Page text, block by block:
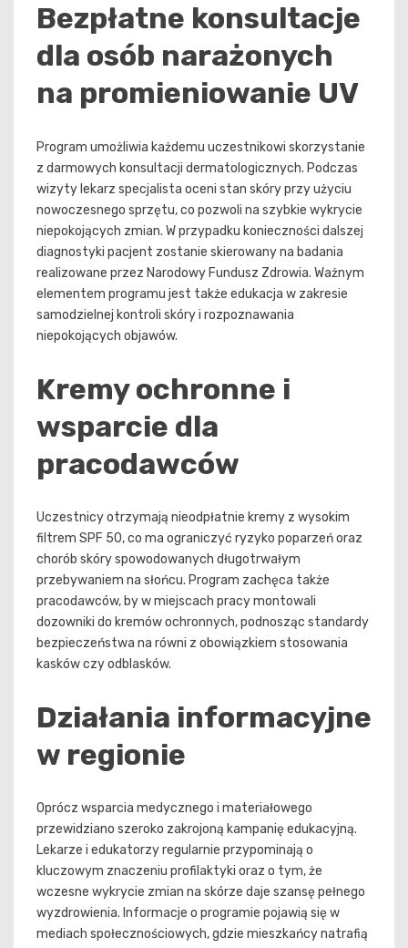
Bezpłatne konsultacje
dla osób narażonych
na promieniowanie UV
Program umożliwia każdemu uczestnikowi skorzystanie
z darmowych konsultacji dermatologicznych. Podczas
wizyty lekarz specjalista oceni stan skóry przy użyciu
nowoczesnego sprzętu, co pozwoli na szybkie wykrycie
niepokojących zmian. W przypadku konieczności dalszej
diagnostyki pacjent zostanie skierowany na badania
realizowane przez Narodowy Fundusz Zdrowia. Ważnym
elementem programu jest także edukacja w zakresie
samodzielnej kontroli skóry i rozpoznawania
niepokojących objawów.
Kremy ochronne i
wsparcie dla
pracodawców
Uczestnicy otrzymają nieodpłatnie kremy z wysokim
filtrem SPF 50, co ma ograniczyć ryzyko poparzeń oraz
chorób skóry spowodowanych długotrwałym
przebywaniem na słońcu. Program zachęca także
pracodawców, by w miejscach pracy montowali
dozowniki do kremów ochronnych, podnosząc standardy
bezpieczeństwa na równi z obowiązkiem stosowania
kasków czy odblasków.
Działania informacyjne
w regionie
Oprócz wsparcia medycznego i materiałowego
przewidziano szeroko zakrojoną kampanię edukacyjną.
Lekarze i edukatorzy regularnie przypominają o
kluczowym znaczeniu profilaktyki oraz o tym, że
wczesne wykrycie zmian na skórze daje szansę pełnego
wyzdrowienia. Informacje o programie pojawią się w
mediach społecznościowych, gdzie mieszkańcy natrafią